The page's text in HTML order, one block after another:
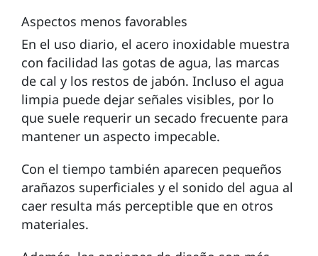
Aspectos menos favorables
En el uso diario, el acero inoxidable muestra
con facilidad las gotas de agua, las marcas
de cal y los restos de jabón. Incluso el agua
limpia puede dejar señales visibles, por lo
que suele requerir un secado frecuente para
mantener un aspecto impecable.
Con el tiempo también aparecen pequeños
arañazos superficiales y el sonido del agua al
caer resulta más perceptible que en otros
materiales.